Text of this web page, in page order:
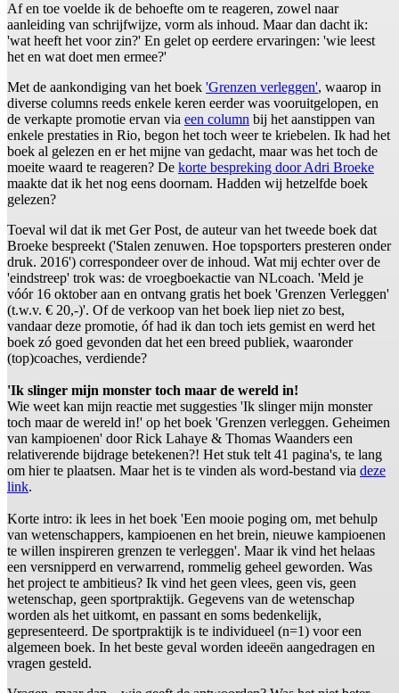
Af en toe voelde ik de behoefte om te reageren, zowel naar
aanleiding van schrijfwijze, vorm als inhoud. Maar dan dacht ik:
'wat heeft het voor zin?' En gelet op eerdere ervaringen: 'wie leest
het en wat doet men ermee?'
Met de aankondiging van het boek 'Grenzen verleggen', waarop in
diverse columns reeds enkele keren eerder was vooruitgelopen, en
de verkapte promotie ervan via een column bij het aanstippen van
enkele prestaties in Rio, begon het toch weer te kriebelen. Ik had het
boek al gelezen en er het mijne van gedacht, maar was het toch de
moeite waard te reageren? De korte bespreking door Adri Broeke
maakte dat ik het nog eens doornam. Hadden wij hetzelfde boek
gelezen?
Toeval wil dat ik met Ger Post, de auteur van het tweede boek dat
Broeke bespreekt ('Stalen zenuwen. Hoe topsporters presteren onder
druk. 2016') correspondeer over de inhoud. Wat mij echter over de
'eindstreep' trok was: de vroegboekactie van NLcoach. 'Meld je
vóór 16 oktober aan en ontvang gratis het boek 'Grenzen Verleggen'
(t.w.v. € 20,-)'. Of de verkoop van het boek liep niet zo best,
vandaar deze promotie, óf had ik dan toch iets gemist en werd het
boek zó goed gevonden dat het een breed publiek, waaronder
(top)coaches, verdiende?
'Ik slinger mijn monster toch maar de wereld in!
Wie weet kan mijn reactie met suggesties 'Ik slinger mijn monster
toch maar de wereld in!' op het boek 'Grenzen verleggen. Geheimen
van kampioenen' door Rick Lahaye & Thomas Waanders een
relativerende bijdrage betekenen?! Het stuk telt 41 pagina's, te lang
om hier te plaatsen. Maar het is te vinden als word-bestand via deze
link.
Korte intro: ik lees in het boek 'Een mooie poging om, met behulp
van wetenschappers, kampioenen en het brein, nieuwe kampioenen
te willen inspireren grenzen te verleggen'. Maar ik vind het helaas
een versnipperd en verwarrend, rommelig geheel geworden. Was
het project te ambitieus? Ik vind het geen vlees, geen vis, geen
wetenschap, geen sportpraktijk. Gegevens van de wetenschap
worden als het uitkomt, en passant en soms bedenkelijk,
gepresenteerd. De sportpraktijk is te individueel (n=1) voor een
algemeen boek. In het beste geval worden ideeën aangedragen en
vragen gesteld.